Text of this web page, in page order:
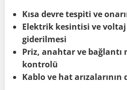
Kısa devre tespiti ve
Elektrik kesintisi ve voltaj
giderilmesi
Priz, anahtar ve bağlantı
kontrolü
Kablo ve hat